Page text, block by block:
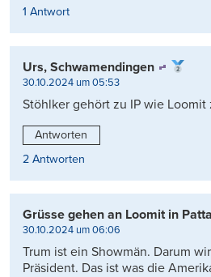
1 Antwort
Urs, Schwamendingen
30.10.2024 um 05:53
Stöhlker gehört zu IP wie Loomit
Antworten
2 Antworten
Grüsse gehen an Loomit in
30.10.2024 um 06:06
Trum ist ein Showmän. Darum
Präsident. Das ist was die